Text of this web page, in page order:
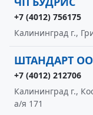
+7 (4012) 756175
Калининград г.,
ШТАНДАРТ
+7 (4012) 212706
Калининград г.,
а/я 171